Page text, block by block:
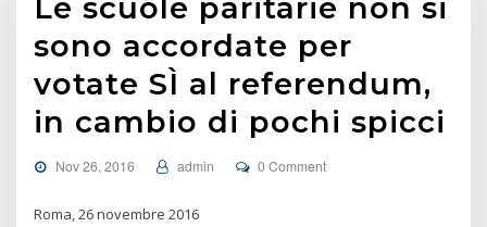
Le scuole paritarie non si
sono accordate per
votate SÌ al referendum,
in cambio di pochi spicci
Nov 26, 2016 admin 0 Comment
Roma, 26 novembre 2016